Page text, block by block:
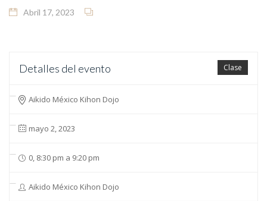
Abril 17, 2023
Clase
Detalles del evento
Aikido México Kihon Dojo
mayo 2, 2023
0, 8:30 pm a 9:20 pm
Aikido México Kihon Dojo